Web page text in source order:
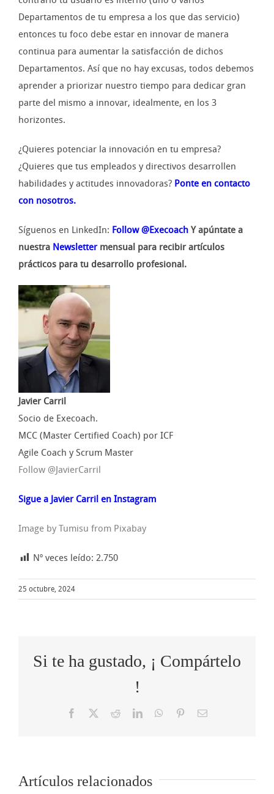
Departamentos de tu empresa a los que das servicio)
entonces tu foco debe estar en innovar de manera
continua para aumentar la satisfacción de dichos
Departamentos. Así que no hay excusas, todos debemos
aprender a priorizar nuestro tiempo para dedicar gran
parte del mismo a innovar, idealmente, en los 3
horizontes.
¿Quieres potenciar la innovación en tu empresa?
¿Quieres que tus empleados y directivos desarrollen
habilidades y actitudes innovadoras? Ponte en contacto
con nosotros.
Síguenos en LinkedIn: Follow @Execoach Y apúntate a
nuestra Newsletter mensual para recibir artículos
prácticos para tu desarrollo profesional.
Javier Carril
Socio de Execoach.
MCC (Master Certified Coach) por ICF
Agile Coach y Scrum Master
Follow @JavierCarril
Sigue a Javier Carril en Instagram
Image by Tumisu from Pixabay
Nº veces leído: 2.750
25 octubre, 2024
Si te ha gustado, ¡ Compártelo
!
Facebook RedditLinkedInWhatsApp
PinterestCorreo
Artículos relacionados